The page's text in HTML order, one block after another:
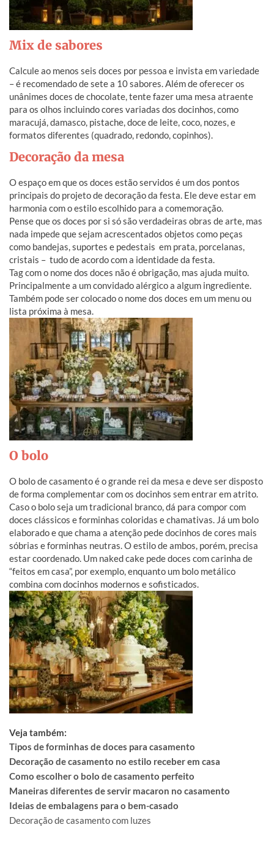
Mix de sabores
Calcule ao menos seis doces por pessoa e invista em variedade
– é recomendado de sete a 10 sabores. Além de oferecer os
unânimes doces de chocolate, tentefazer uma mesa atraente
para os olhos incluindo cores variadas dos docinhos, como
maracujá, damasco, pistache, doce de leite, coco, nozes, e
formatos diferentes (quadrado, redondo, copinhos).
Decoração da mesa
O espaço em que os doces estão servidos é um dos pontos
principais do projeto de decoração da festa. Ele deve estar em
harmonia com o estilo escolhido para a comemoração.
Pense queos doces por si só são verdadeiras obras de arte, mas
nada impede que sejam acrescentados objetos como peças
como bandejas, suportes e pedestais em prata, porcelanas,
cristais – tudo de acordo com a identidade da festa.
Tag com o nome dos doces não é obrigação, mas ajuda muito.
Principalmente a um convidado alérgico a algum ingrediente.
Também pode ser colocado o nome dos doces em um menu ou
lista próxima à mesa.
O bolo
O bolo de casamento é o grande rei da mesa e deve ser disposto
de forma complementar com os docinhos sem entrar em atrito.
Caso o bolo seja um tradicional branco, dá para compor com
doces clássicos e forminhas coloridas e chamativas. Já um bolo
elaborado e que chama a atenção pede docinhos de cores mais
sóbrias e forminhas neutras. O estilo de ambos, porém, precisa
estar coordenado. Um naked cake pede doces com carinha de
“feitos em casa”, por exemplo, enquanto um bolo metálico
combina com docinhos modernos e sofisticados.
Veja também:
Tipos de forminhas de doces para casamento
Decoração de casamento no estilo receber em casa
Como escolher o bolo de casamento perfeito
Maneiras diferentes de servir macaron no casamento
Ideias de embalagens para o bem-casado
Decoração de casamento com luzes